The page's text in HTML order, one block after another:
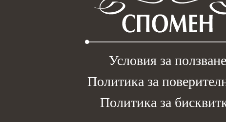
Условия за ползване
Политика за
Политика за